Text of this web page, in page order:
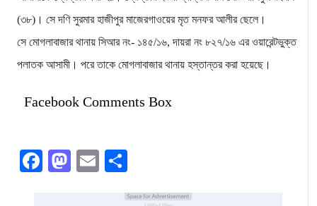
(৩৮)। সে দণি সুরমার হাজীপুর মাজেরগাওয়ের মৃত মনফর আলীর ছেলে।
সে মোগলাবাজার থানায় সিআর নং- ১৪৫/১৬, দায়রা নং ৮২৭/১৬ এর ওয়ারেন্টভুক্ত
পলাতক আসামী। পরে তাকে মোগলাবাজার থানায় হস্তান্তর করা হয়েছে।
Facebook Comments Box
Facebook
Mastodon
Email